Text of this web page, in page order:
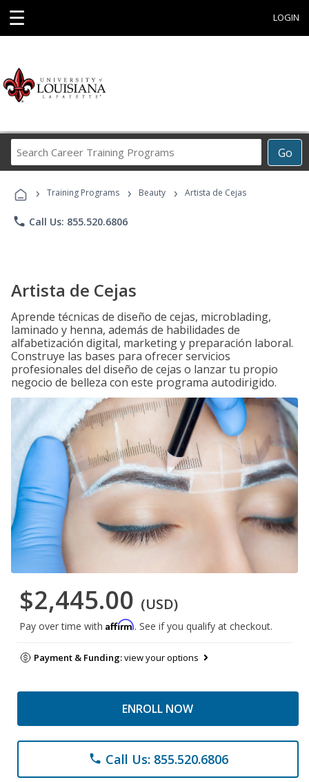
☰ LOGIN
Go
Career
Programs
› Training Programs › Beauty › Artista de Cejas
phone Call Us: 855.520.6806
Artista de Cejas
Aprende técnicas de diseño de cejas, microblading,
laminado y henna, además de habilidades de
alfabetización digital, marketing y preparación laboral.
Construye las bases para ofrecer servicios
profesionales del diseño de cejas o lanzar tu propio
negocio de belleza con este programa autodirigido.
$2,445.00 (USD)
Pay over time with Affirm. See if you qualify at checkout.
Payment & Funding:view your options
ENROLL NOW
phone Call Us: 855.520.6806